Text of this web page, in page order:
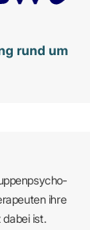
rund um
ihre
dabei ist.